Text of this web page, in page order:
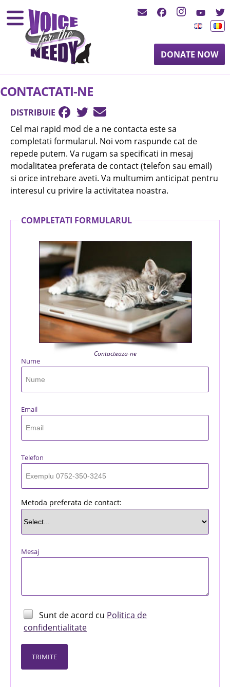
DONATE NOW
CONTACTATI-NE
DISTRIBUIE
Cel mai rapid mod de a ne contacta este sa
completati formularul. Noi vom raspunde cat de
repede putem. Va rugam sa specificati in mesaj
modalitatea preferata de contact (telefon sau email)
si orice intrebare aveti. Va multumim anticipat pentru
interesul cu privire la activitatea noastra.
COMPLETATI FORMULARUL
Contacteaza-ne
Nume
Email
Telefon
Metoda preferata de contact:
Mesaj
Sunt de acord cu Politica de
confidentialitate
TRIMITE